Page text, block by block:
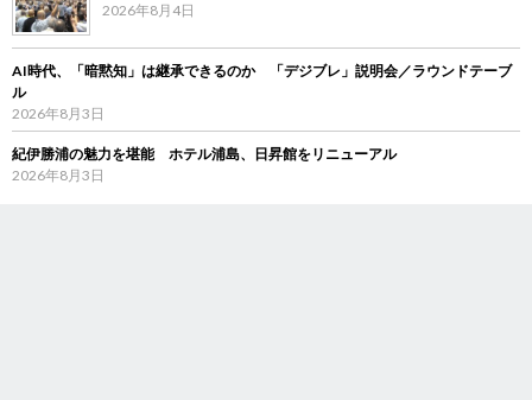
2026年8月4日
AI時代、「暗黙知」は継承できるのか 「デジブレ」説明会／ラウンドテーブ
ル
2026年8月3日
紀伊勝浦の魅力を堪能 ホテル浦島、日昇館をリニューアル
2026年8月3日